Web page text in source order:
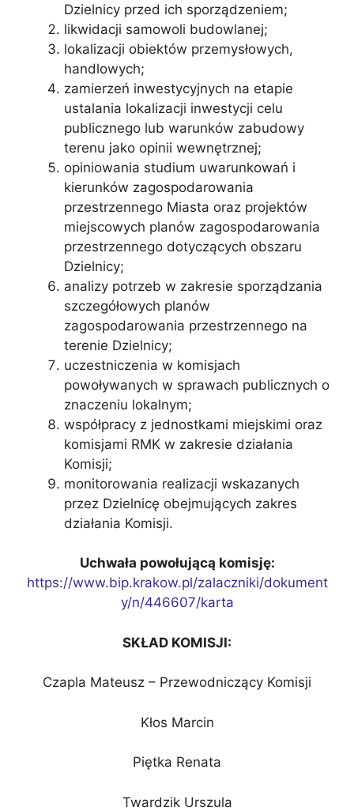
Dzielnicy przed ich sporządzeniem;
likwidacji samowoli budowlanej;
lokalizacji obiektów przemysłowych,
handlowych;
zamierzeń inwestycyjnych na etapie
ustalania lokalizacji inwestycji celu
publicznego lub warunków zabudowy
terenu jako opinii wewnętrznej;
opiniowania studium uwarunkowań i
kierunków zagospodarowania
przestrzennego Miasta oraz projektów
miejscowych planów zagospodarowania
przestrzennego dotyczących obszaru
Dzielnicy;
analizy potrzeb w zakresie sporządzania
szczegółowych planów
zagospodarowania przestrzennego na
terenie Dzielnicy;
uczestniczenia w komisjach
powoływanych w sprawach publicznych o
znaczeniu lokalnym;
współpracy z jednostkami miejskimi oraz
komisjami RMK w zakresie działania
Komisji;
monitorowania realizacji wskazanych
przez Dzielnicę obejmujących zakres
działania Komisji.
Uchwała powołującą komisję:
https://www.bip.krakow.pl/zalaczniki/dokument
y/n/446607/karta
SKŁAD KOMISJI:
Czapla Mateusz – Przewodniczący Komisji
Kłos Marcin
Piętka Renata
Twardzik Urszula